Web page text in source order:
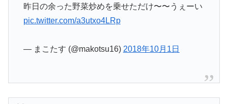
昨日の余った野菜炒めを乗せただけ〜〜うぇーい
pic.twitter.com/a3utxo4LRp
— まこたす (@makotsu16) 2018年10月1日